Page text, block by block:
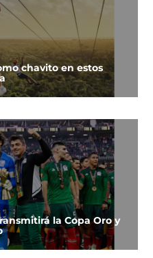
chavito en estos
la Copa Oro y